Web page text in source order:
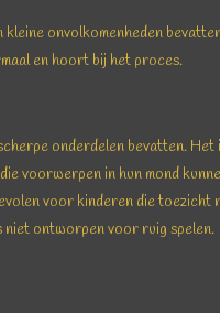
onvolkomenheden
en hoort bij het proces.
onderdelen bevatten. Het
voorwerpen in hun mond
voor kinderen die toezicht
niet ontworpen voor ruig spelen.